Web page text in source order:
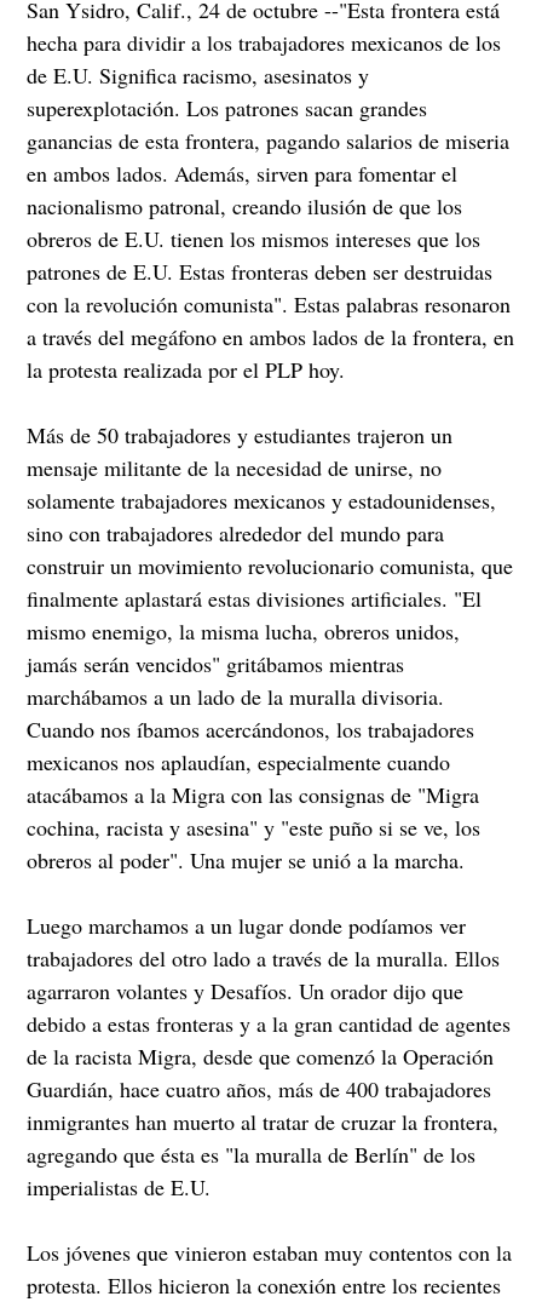
San Ysidro, Calif., 24 de octubre --"Esta frontera está
hecha para dividir a los trabajadores mexicanos de los
de E.U. Significa racismo, asesinatos y
superexplotación. Los patrones sacan grandes
ganancias de esta frontera, pagando salarios de miseria
en ambos lados. Además, sirven para fomentar el
nacionalismo patronal, creando ilusión de que los
obreros de E.U. tienen los mismos intereses que los
patrones de E.U. Estas fronteras deben ser destruidas
con la revolución comunista". Estas palabras resonaron
a través del megáfono en ambos lados de la frontera, en
la protesta realizada por el PLP hoy.
Más de 50 trabajadores y estudiantes trajeron un
mensaje militante de la necesidad de unirse, no
solamente trabajadores mexicanos y estadounidenses,
sino con trabajadores alrededor del mundo para
construir un movimiento revolucionario comunista, que
finalmente aplastará estas divisiones artificiales. "El
mismo enemigo, la misma lucha, obreros unidos,
jamás serán vencidos" gritábamos mientras
marchábamos a un lado de la muralla divisoria.
Cuando nos íbamos acercándonos, los trabajadores
mexicanos nos aplaudían, especialmente cuando
atacábamos a la Migra con las consignas de "Migra
cochina, racista y asesina" y "este puño si se ve, los
obreros al poder". Una mujer se unió a la marcha.
Luego marchamos a un lugar donde podíamos ver
trabajadores del otro lado a través de la muralla. Ellos
agarraron volantes y Desafíos. Un orador dijo que
debido a estas fronteras y a la gran cantidad de agentes
de la racista Migra, desde que comenzó la Operación
Guardián, hace cuatro años, más de 400 trabajadores
inmigrantes han muerto al tratar de cruzar la frontera,
agregando que ésta es "la muralla de Berlín" de los
imperialistas de E.U.
Los jóvenes que vinieron estaban muy contentos con la
protesta. Ellos hicieron la conexión entre los recientes